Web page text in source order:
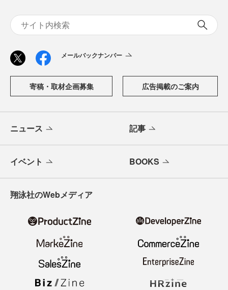
メールバックナンバー
寄稿・取材企画募集 広告掲載のご案内
ニュース 記事
イベント BOOKS
翔泳社のWebメディア